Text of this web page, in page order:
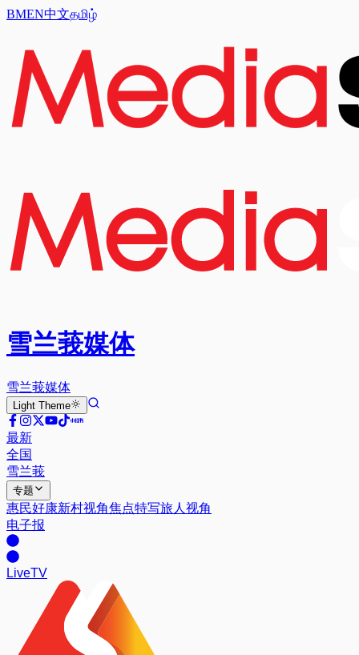
BMEN中文தமிழ்
雪兰莪媒体
雪兰莪媒体
Light Theme
最新
全国
雪兰莪
专题
惠民好康新村视角焦点特写旅人视角
电子报
LiveTV